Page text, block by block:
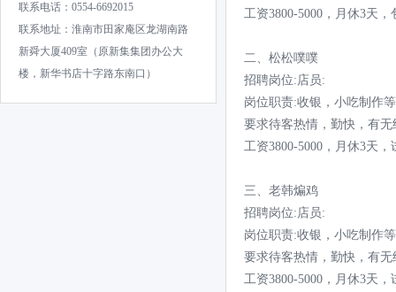
联系电话：0554-6692015
联系地址：淮南市田家庵区龙湖南路
新舜大厦409室（原新集集团办公大
楼，新华书店十字路东南口）
工资3800-5000，月休3天
二、松松噗噗
招聘岗位:店员:
岗位职责:收银，小吃制作
要求待客热情，勤快，有无
工资3800-5000，月休3天，
三、老韩煸鸡
招聘岗位:店员:
岗位职责:收银，小吃制作
要求待客热情，勤快，有无
工资3800-5000，月休3天，